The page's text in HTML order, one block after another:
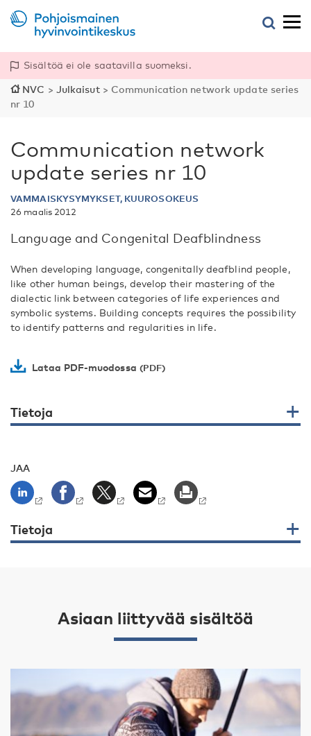
Sisältöä ei ole saatavilla suomeksi.
NVC > Julkaisut> Communication network update series
nr 10
Communication network
update series nr 10
VAMMAISKYSYMYKSET, KUUROSOKEUS
26 maalis 2012
Language and Congenital Deafblindness
When developing language, congenitally deafblind people,
like other human beings, develop their mastering of the
dialectic link between categories of life experiences and
symbolic systems. Building concepts requires the possibility
to identify patterns and regularities in life.
Lataa PDF-muodossa
Tietoja
JAA
Tietoja
Asiaan liittyvää sisältöä